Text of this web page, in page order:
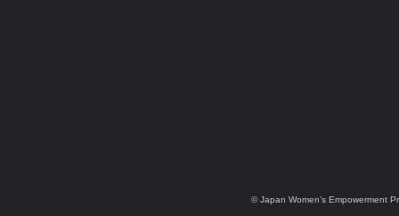
© Japan Women’s Empowerment